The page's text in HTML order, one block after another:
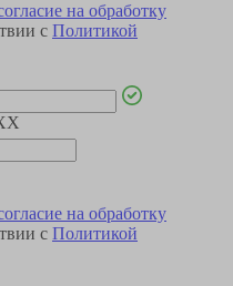
на обработку
с Политикой
на обработку
с Политикой